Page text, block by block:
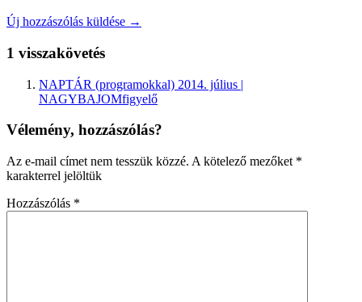
Új hozzászólás küldése →
1 visszakövetés
NAPTÁR (programokkal) 2014. július |
NAGYBAJOMfigyelő
Vélemény, hozzászólás?
Az e-mail címet nem tesszük közzé. A kötelező mezőket *
karakterrel jelöltük
Hozzászólás *